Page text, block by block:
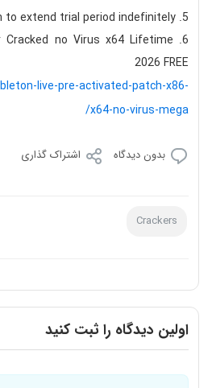
to extend trial period indefinitely
Cracked no Virus x64 Lifetime
2026 FREE
live-pre-activated-patch-x86-
x64-no-virus-mega/
بدون دیدگاه اشتراک گذاری
Crackers
اولین دیدگاه را ثبت کنید